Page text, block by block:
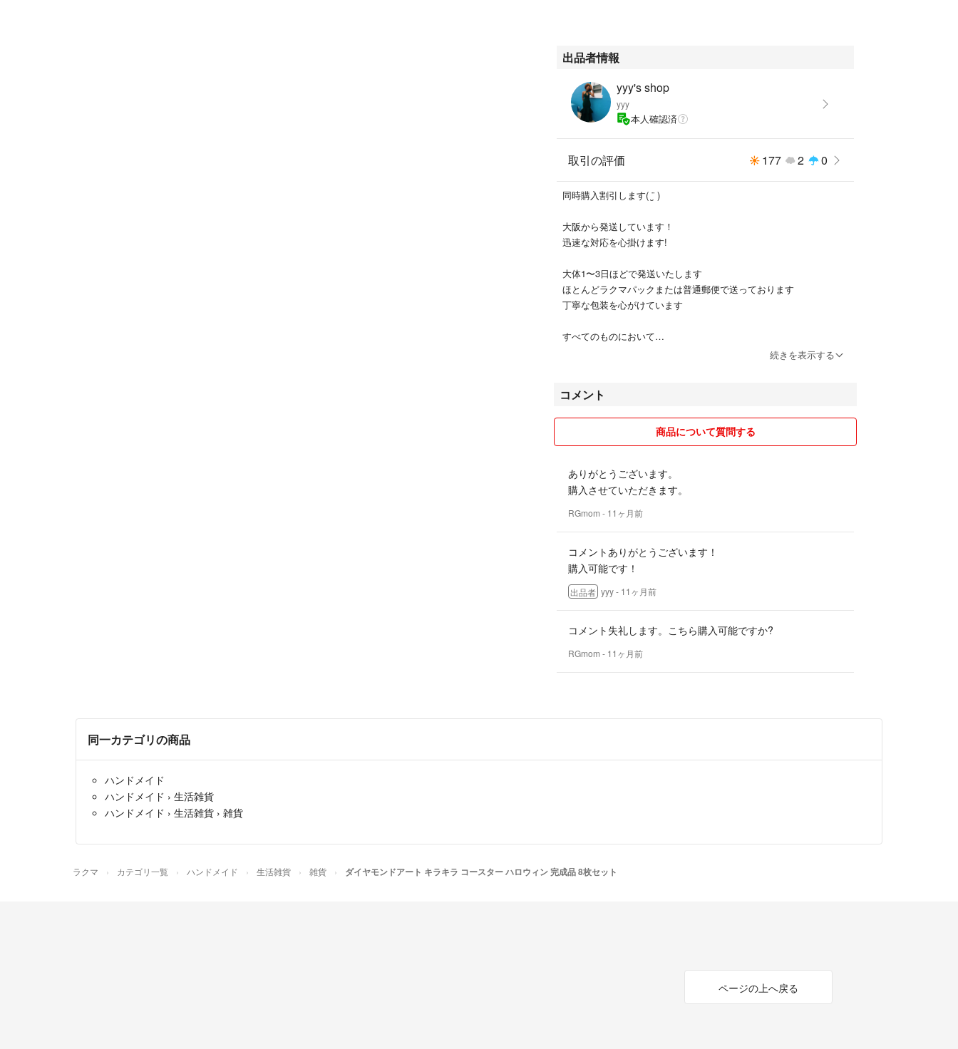
出品者情報
yyy's shop
yyy
本人確認済
取引の評価 177 2 0
同時購入割引します( ¨̮ )
大阪から発送しています！
迅速な対応を心掛けます!
大体1〜3日ほどで発送いたします
ほとんどラクマパックまたは普通郵便で送っております
丁寧な包装を心がけています
すべてのものにおいて
(コメントなし購入も大丈夫です)
24時間以内に返信するよう心がけております！
※都合により商品を予告なく削除する場合があります。
続きを表示する
コメント
商品について質問する
ありがとうございます。
購入させていただきます。
RGmom - 11ヶ月前
コメントありがとうございます！
購入可能です！
出品者 yyy- 11ヶ月前
コメント失礼します。こちら購入可能ですか?
RGmom - 11ヶ月前
同一カテゴリの商品
ハンドメイド
ハンドメイド › 生活雑貨
ハンドメイド › 生活雑貨 › 雑貨
ラクマ カテゴリ一覧 ハンドメイド 生活雑貨 雑貨 ダイヤモンドアート キラキラ コースター ハロウィン 完成品 8枚セット
ページの上へ戻る